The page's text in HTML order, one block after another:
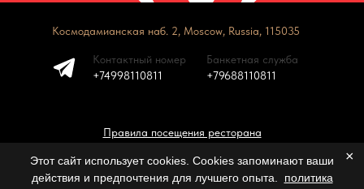
Космодамианская наб. 2, Moscow, Russia, 115035
Банкетная служба
Контактный номер
Правила посещения ресторана
+79688110811
+74998110811
Made on Tilda
×
Этот сайт использует cookies. Cookies запоминают ваши
действия и предпочтения для лучшего опыта.
политика